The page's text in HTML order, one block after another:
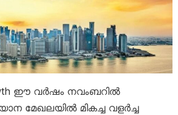
ഈ വർഷം നവംബറിൽ
മേഖലയിൽ മികച്ച വളർച്ച